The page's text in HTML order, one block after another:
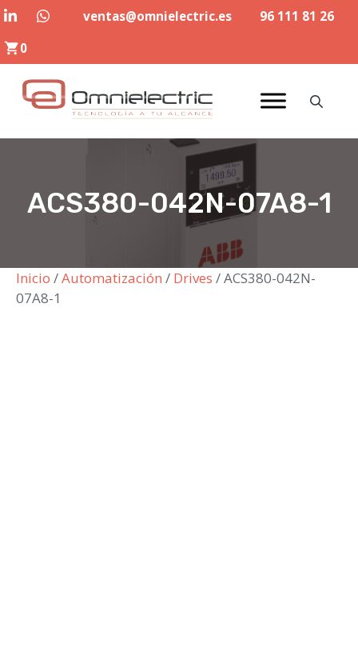
Saltar
contenido
ventas@omnielectric.es
96 111 81 26
0
ACS380-042N-07A8-1
Inicio /Automatización / Drives / ACS380-042N-
07A8-1